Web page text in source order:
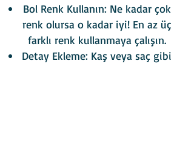
Bol Renk Kullanın: Ne kadar çok
renk olursa o kadar iyi! En az üç
farklı renk kullanmaya çalışın.
Detay Ekleme: Kaş veya saç gibi